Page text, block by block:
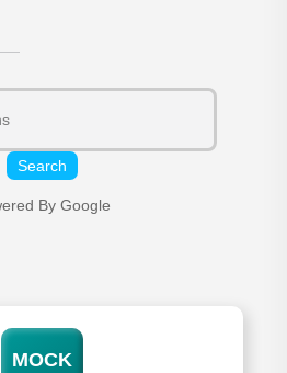
Search
By Google
MOCK